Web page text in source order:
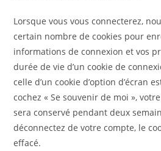
Lorsque vous vous connecterez,
certain nombre de cookies pour
informations de connexion et vos
durée de vie d’un cookie de
celle d’un cookie d’option d’écran
cochez « Se souvenir de moi »,
sera conservé pendant deux
déconnectez de votre compte, le
effacé.